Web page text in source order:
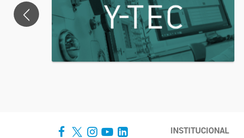
<
Facebook
Twitter
Instagram
YouTube
LinkedInINSTITUCIONAL